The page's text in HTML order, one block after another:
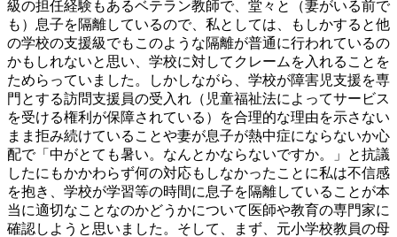
級の担任経験もあるベテラン教師で、堂々と（妻がいる前で
も）息子を隔離しているので、私としては、もしかすると他
の学校の支援級でもこのような隔離が普通に行われているの
かもしれないと思い、学校に対してクレームを入れることを
ためらっていました。しかしながら、学校が障害児支援を専
門とする訪問支援員の受入れ（児童福祉法によってサービス
を受ける権利が保障されている）を合理的な理由を示さない
まま拒み続けていることや妻が息子が熱中症にならないか心
配で「中がとても暑い。なんとかならないですか。」と抗議
したにもかかわらず何の対応もしなかったことに私は不信感
を抱き、学校が学習等の時間に息子を隔離していることが本
当に適切なことなのかどうかについて医師や教育の専門家に
確認しようと思いました。そして、まず、元小学校教員の母